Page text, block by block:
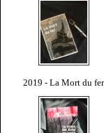
2019 - La Mort du fer